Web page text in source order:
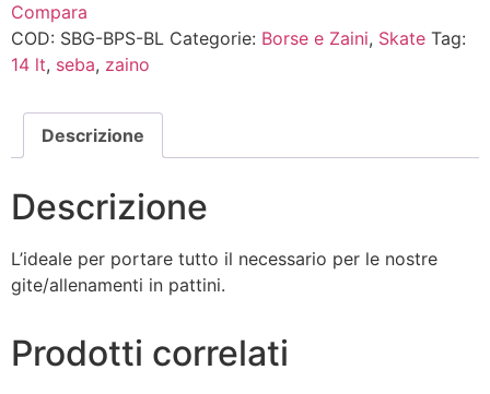
Compara
COD: SBG-BPS-BL Categorie: Borse e Zaini, Skate Tag:
14 lt, seba, zaino
Descrizione
Descrizione
L’ideale per portare tutto il necessario per le nostre
gite/allenamenti in pattini.
Prodotti correlati